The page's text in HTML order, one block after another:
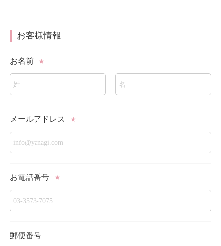
お客様情報
お名前 ★
メールアドレス ★
お電話番号 ★
郵便番号